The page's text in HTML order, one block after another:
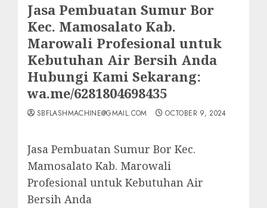
Jasa Pembuatan Sumur Bor
Kec. Mamosalato Kab.
Marowali Profesional untuk
Kebutuhan Air Bersih Anda
Hubungi Kami Sekarang:
wa.me/6281804698435
SBFLASHMACHINE@GMAIL.COM OCTOBER 9, 2024
Jasa Pembuatan Sumur Bor Kec.
Mamosalato Kab. Marowali
Profesional untuk Kebutuhan Air
Bersih Anda